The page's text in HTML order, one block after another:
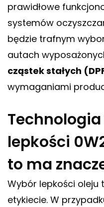
prawidłowe
systemów
będzie trafnym
autach
cząstek stałych
wymaganiami
lepkości
to ma
Wybór lepkości oleju
etykiecie. W